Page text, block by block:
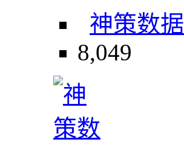
神策数据
8,049